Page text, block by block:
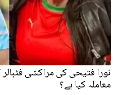
نورا فتیحی کی مراکشی
معاملہ کیا ہے؟